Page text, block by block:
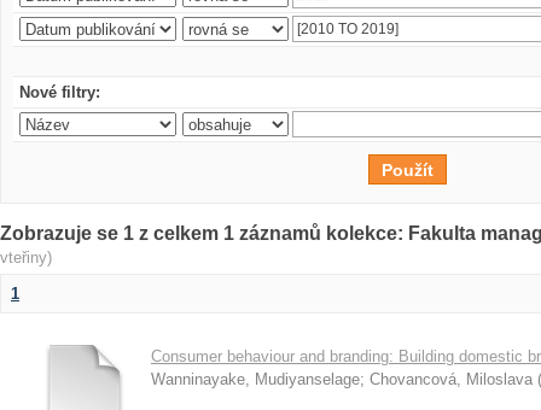
Nové filtry:
Zobrazuje se 1 z celkem 1 záznamů kolekce: Fakulta
vteřiny)
1
Consumer behaviour and branding: Building domestic
Wanninayake, Mudiyanselage; Chovancová, Miloslava (